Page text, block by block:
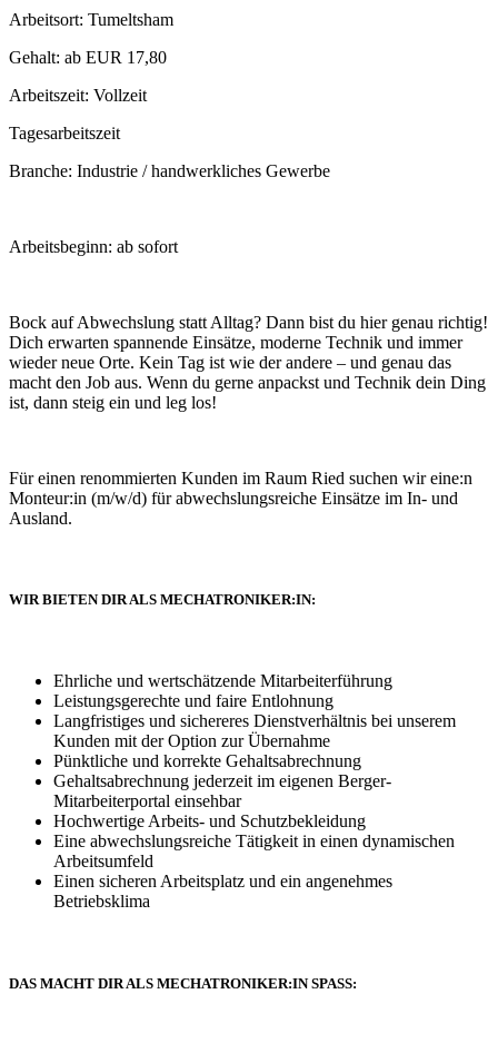
Arbeitsort: Tumeltsham
Gehalt: ab EUR 17,80
Arbeitszeit: Vollzeit
Tagesarbeitszeit
Branche: Industrie / handwerkliches Gewerbe
Arbeitsbeginn: ab sofort
Bock auf Abwechslung statt Alltag? Dann bist du hier genau richtig!
Dich erwarten spannende Einsätze, moderne Technik und immer
wieder neue Orte. Kein Tag ist wie der andere – und genau das
macht den Job aus. Wenn du gerne anpackst und Technik dein Ding
ist, dann steig ein und leg los!
Für einen renommierten Kunden im Raum Ried suchen wir eine:n
Monteur:in (m/w/d) für abwechslungsreiche Einsätze im In- und
Ausland.
WIR BIETEN DIR ALS MECHATRONIKER:IN:
Ehrliche und wertschätzende Mitarbeiterführung
Leistungsgerechte und faire Entlohnung
Langfristiges und sichereres Dienstverhältnis bei unserem
Kunden mit der Option zur Übernahme
Pünktliche und korrekte Gehaltsabrechnung
Gehaltsabrechnung jederzeit im eigenen Berger-
Mitarbeiterportal einsehbar
Hochwertige Arbeits- und Schutzbekleidung
Eine abwechslungsreiche Tätigkeit in einen dynamischen
Arbeitsumfeld
Einen sicheren Arbeitsplatz und ein angenehmes
Betriebsklima
DAS MACHT DIR ALS MECHATRONIKER:IN SPASS: